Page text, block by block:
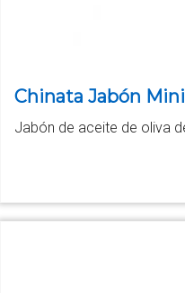
Chinata Jabón
Jabón de aceite de oliva